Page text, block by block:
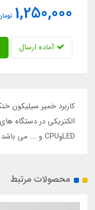
1,250,000
آماده ارسال
کاربرد خمیر سیلیکون
الکتریکی در دستگاه
LEDوCPU و ... می باشد
محصولات مرتبط